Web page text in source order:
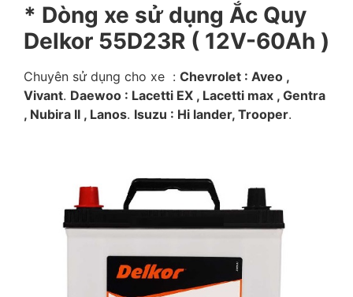
* Dòng xe sử dụng Ắc Quy
Delkor 55D23R ( 12V-60Ah )
Chuyên sử dụng cho xe : Chevrolet : Aveo ,
Vivant. Daewoo : Lacetti EX , Lacetti max , Gentra
, Nubira II , Lanos. Isuzu : Hi lander, Trooper.